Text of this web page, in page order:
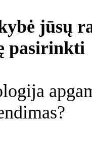
jūsų
pasirinkti